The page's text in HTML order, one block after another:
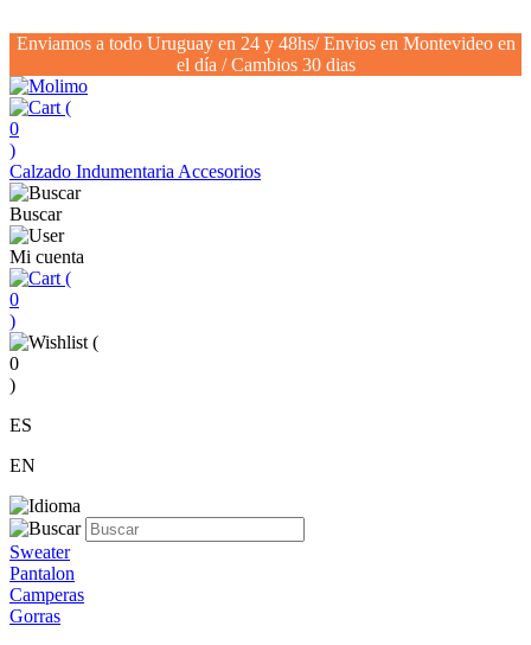
Enviamos a todo Uruguay en 24 y 48hs/ Envios en Montevideo en
el día / Cambios 30 dias
(
0
)
Calzado Indumentaria Accesorios
Buscar
Mi cuenta
(
0
)
(
0
)
ES
EN
Sweater
Pantalon
Camperas
Gorras